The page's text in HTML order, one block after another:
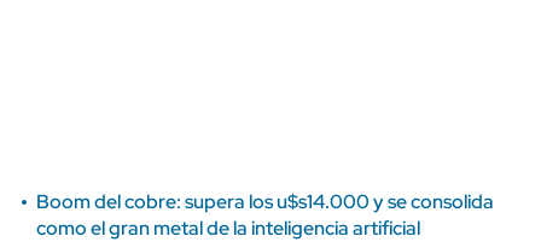
Boom del cobre: supera los u$s14.000 y se consolida
como el gran metal de la inteligencia artificial